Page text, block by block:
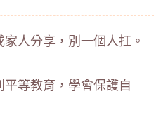
人分享，別一個人扛。
等教育，學會保護自